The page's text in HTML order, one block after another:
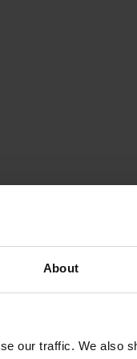
About
our traffic. We also